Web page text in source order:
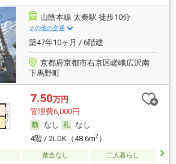
山陰本線 太秦駅 徒歩10分
その他の交通
築47年10ヶ月 / 6階建
京都府京都市右京区嵯峨広沢南
下馬野町
7.50万円
管理費6,000円
なし
なし
4階 / 2LDK（48.6m2）
敷金なし
二人暮らし